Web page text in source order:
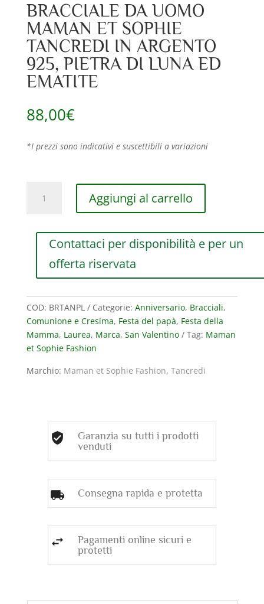
BRACCIALE DA UOMO
MAMAN ET SOPHIE
TANCREDI IN ARGENTO
925, PIETRA DI LUNA ED
EMATITE
88,00€
*I prezzi sono indicativi e suscettibili a variazioni
TANCREDI
ARGENTO
925,
PIETRA
DI
LUNA
Aggiungi al carrello
Contattaci per disponibilità e per un
offerta riservata
COD: BRTANPL Categorie: Anniversario, Bracciali,
Comunione e Cresima, Festa del papà, Festa della
Mamma, Laurea, Marca, San Valentino Tag: Maman
et Sophie Fashion
Marchio: Maman et Sophie Fashion, Tancredi
Garanzia su tutti i prodotti
venduti
Consegna rapida e protetta
Pagamenti online sicuri e
protetti